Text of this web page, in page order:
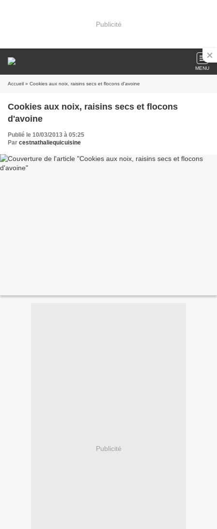
Publicité
MENU
Accueil » Cookies aux noix, raisins secs et flocons d'avoine
Cookies aux noix, raisins secs et flocons
d'avoine
Publié le 10/03/2013 à 05:25
Par cestnathaliequicuisine
Publicité